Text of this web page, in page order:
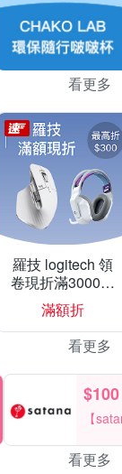
看更多
羅技 logitech 領
卷現折滿3000折
300
滿額折
看更多
$100
【
看更多